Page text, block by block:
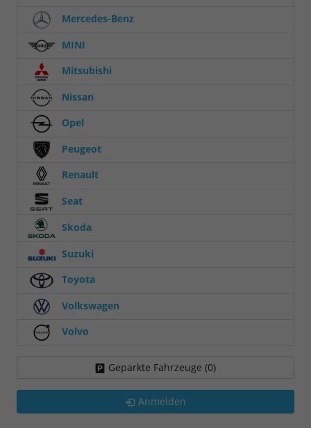
Mercedes-Benz
MINI
Mitsubishi
Nissan
Opel
Peugeot
Renault
Seat
Skoda
Suzuki
Toyota
Volkswagen
Volvo
Geparkte Fahrzeuge (0)
Anmelden